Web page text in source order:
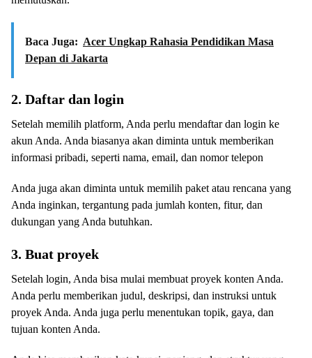
Baca Juga: Acer Ungkap Rahasia Pendidikan Masa
Depan di Jakarta
2. Daftar dan login
Setelah memilih platform, Anda perlu mendaftar dan login ke
akun Anda. Anda biasanya akan diminta untuk memberikan
informasi pribadi, seperti nama, email, dan nomor telepon
Anda juga akan diminta untuk memilih paket atau rencana yang
Anda inginkan, tergantung pada jumlah konten, fitur, dan
dukungan yang Anda butuhkan.
3. Buat proyek
Setelah login, Anda bisa mulai membuat proyek konten Anda.
Anda perlu memberikan judul, deskripsi, dan instruksi untuk
proyek Anda. Anda juga perlu menentukan topik, gaya, dan
tujuan konten Anda.